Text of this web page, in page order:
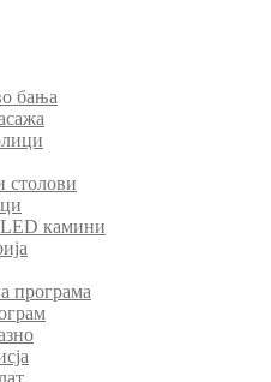
бања
столови
камини
програма